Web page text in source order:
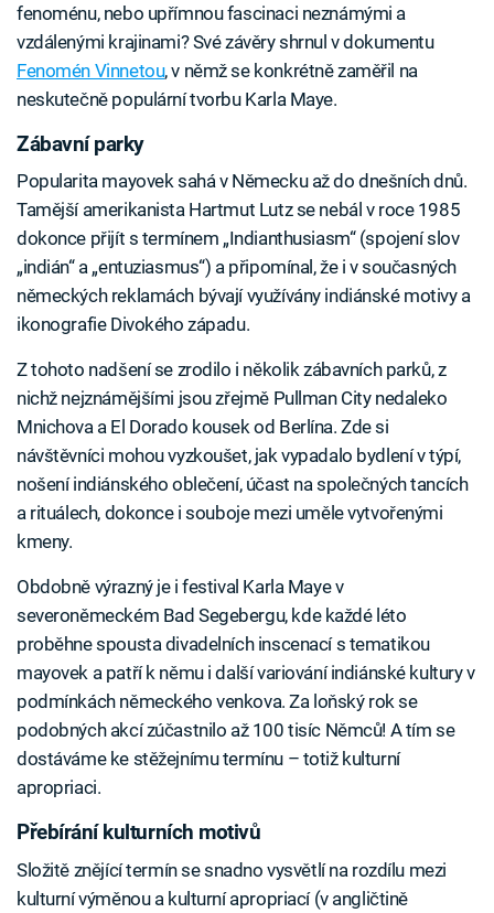
fenoménu, nebo upřímnou fascinaci neznámými a
vzdálenými krajinami? Své závěry shrnul v dokumentu
Fenomén Vinnetou, v němž se konkrétně zaměřil na
neskutečně populární tvorbu Karla Maye.
Zábavní parky
Popularita mayovek sahá v Německu až do dnešních dnů.
Tamější amerikanista Hartmut Lutz se nebál v roce 1985
dokonce přijít s termínem „Indianthusiasm“ (spojení slov
„indián“ a „entuziasmus“) a připomínal, že i v současných
německých reklamách bývají využívány indiánské motivy a
ikonografie Divokého západu.
Z tohoto nadšení se zrodilo i několik zábavních parků, z
nichž nejznámějšími jsou zřejmě Pullman City nedaleko
Mnichova a El Dorado kousek od Berlína. Zde si
návštěvníci mohou vyzkoušet, jak vypadalo bydlení v týpí,
nošení indiánského oblečení, účast na společných tancích
a rituálech, dokonce i souboje mezi uměle vytvořenými
kmeny.
Obdobně výrazný je i festival Karla Maye v
severoněmeckém Bad Segebergu, kde každé léto
proběhne spousta divadelních inscenací s tematikou
mayovek a patří k němu i další variování indiánské kultury v
podmínkách německého venkova. Za loňský rok se
podobných akcí zúčastnilo až 100 tisíc Němců! A tím se
dostáváme ke stěžejnímu termínu – totiž kulturní
apropriaci.
Přebírání kulturních motivů
Složitě znějící termín se snadno vysvětlí na rozdílu mezi
kulturní výměnou a kulturní apropriací (v angličtině